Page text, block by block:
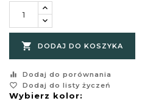
 DODAJ DO KOSZYKA
equalizer
Dodaj do porównania
favorite_border
Dodaj do listy życzeń
Wybierz kolor: